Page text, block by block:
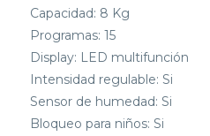
Capacidad: 8 Kg
Programas: 15
Display: LED multifunción
Intensidad regulable: Si
Sensor de humedad: Si
Bloqueo para niños: Si